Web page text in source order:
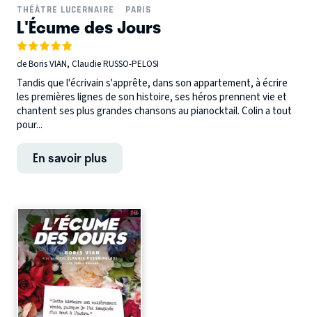
THÉÂTRE LUCERNAIRE
PARIS
L'Écume des Jours
de Boris VIAN, Claudie RUSSO-PELOSI
Tandis que l'écrivain s'apprête, dans son appartement, à écrire
les premières lignes de son histoire, ses héros prennent vie et
chantent ses plus grandes chansons au pianocktail. Colin a tout
pour...
En savoir plus